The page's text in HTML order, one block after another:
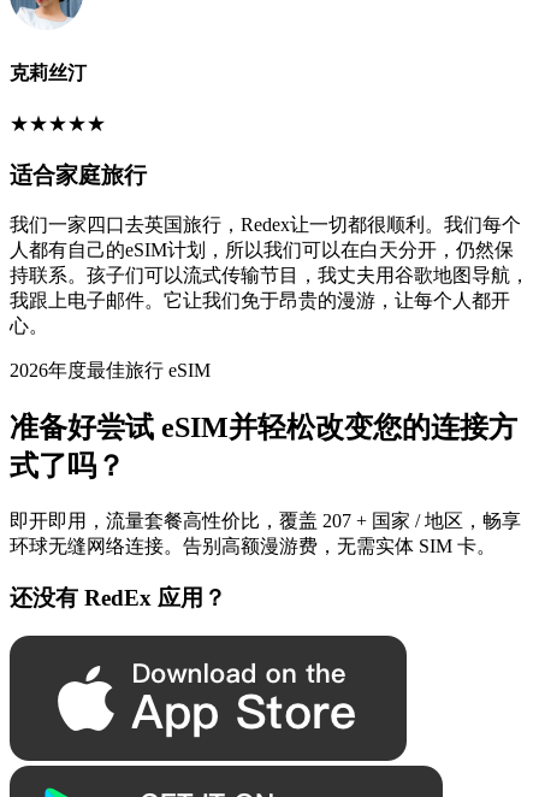
克莉丝汀
★★★★★
适合家庭旅行
我们一家四口去英国旅行，Redex让一切都很顺利。我们每个
人都有自己的eSIM计划，所以我们可以在白天分开，仍然保
持联系。孩子们可以流式传输节目，我丈夫用谷歌地图导航，
我跟上电子邮件。它让我们免于昂贵的漫游，让每个人都开
心。
2026年度最佳旅行 eSIM
准备好尝试 eSIM并轻松改变您的连接方
式了吗？
即开即用，流量套餐高性价比，覆盖 207 + 国家 / 地区，畅享
环球无缝网络连接。告别高额漫游费，无需实体 SIM 卡。
还没有 RedEx 应用？